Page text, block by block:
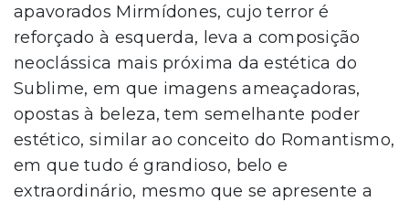
apavorados Mirmídones, cujo terror é
reforçado à esquerda, leva a composição
neoclássica mais próxima da estética do
Sublime, em que imagens ameaçadoras,
opostas à beleza, tem semelhante poder
estético, similar ao conceito do Romantismo,
em que tudo é grandioso, belo e
extraordinário, mesmo que se apresente a